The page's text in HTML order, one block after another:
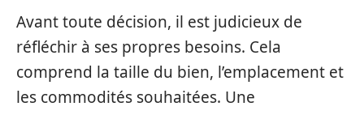
Avant toute décision, il est judicieux de
réfléchir à ses propres besoins. Cela
comprend la taille du bien, l’emplacement et
les commodités souhaitées. Une